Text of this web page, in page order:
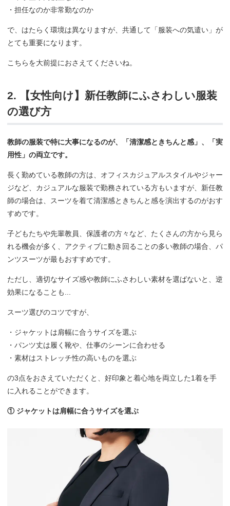
・担任なのか非常勤なのか
で、はたらく環境は異なりますが、共通して「服装への気遣い」が
とても重要になります。
こちらを大前提におさえてくださいね。
2. 【女性向け】新任教師にふさわしい服装
の選び方
教師の服装で特に大事になるのが、「清潔感ときちんと感」、「実
用性」の両立です。
長く勤めている教師の方は、オフィスカジュアルスタイルやジャー
ジなど、カジュアルな服装で勤務されている方もいますが、新任教
師の場合は、スーツを着て清潔感ときちんと感を演出するのがおす
すめです。
子どもたちや先輩教員、保護者の方々など、たくさんの方から見ら
れる機会が多く、アクティブに動き回ることの多い教師の場合、パ
ンツスーツが最もおすすめです。
ただし、適切なサイズ感や教師にふさわしい素材を選ばないと、逆
効果になることも...
スーツ選びのコツですが、
・ジャケットは肩幅に合うサイズを選ぶ
・パンツ丈は履く靴や、仕事のシーンに合わせる
・素材はストレッチ性の高いものを選ぶ
の3点をおさえていただくと、好印象と着心地を両立した1着を手
に入れることができます。
① ジャケットは肩幅に合うサイズを選ぶ